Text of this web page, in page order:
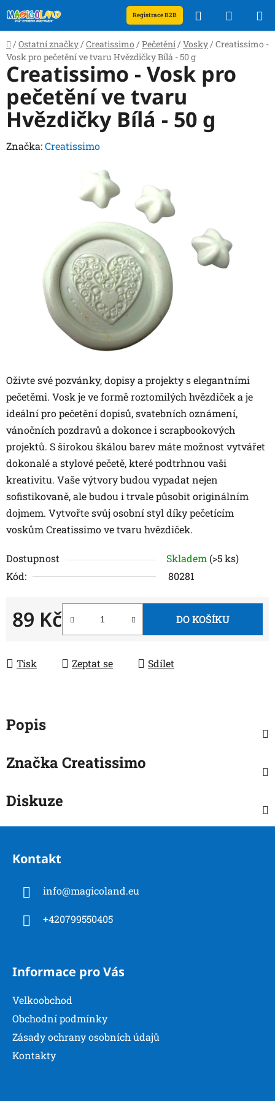
na
obsah
Registrace B2B Hledat
KOŠÍK
Domů
/ Ostatní značky / Creatissimo / Pečetění / Vosky / Creatissimo -
Vosk pro pečetění ve tvaru Hvězdičky Bílá - 50 g
Oživte své pozvánky, dopisy a projekty s elegantními
pečetěmi. Vosk je ve formě roztomilých hvězdiček a je
ideální pro pečetění dopisů, svatebních oznámení,
vánočních pozdravů a dokonce i scrapbookových
projektů. S širokou škálou barev máte možnost vytvářet
dokonalé a stylové pečetě, které podtrhnou vaši
kreativitu. Vaše výtvory budou vypadat nejen
sofistikovaně, ale budou i trvale působit originálním
dojmem. Vytvořte svůj osobní styl díky pečetícím
voskům Creatissimo ve tvaru hvězdiček.
Dostupnost Skladem (>5 ks)
Kód:
80281
89 Kč
Měrná cena:
DO KOŠÍKU
Tisk Zeptat se Sdílet
Creatissimo - Vosk pro
pečetění ve tvaru
Hvězdičky Bílá - 50 g
Značka:Creatissimo
Popis
Značka Creatissimo
Diskuze
Z
Kontakt
info@magicoland.eu
+420799550405
Informace pro Vás
Velkoobchod
Obchodní podmínky
Zásady ochrany osobních údajů
Kontakty